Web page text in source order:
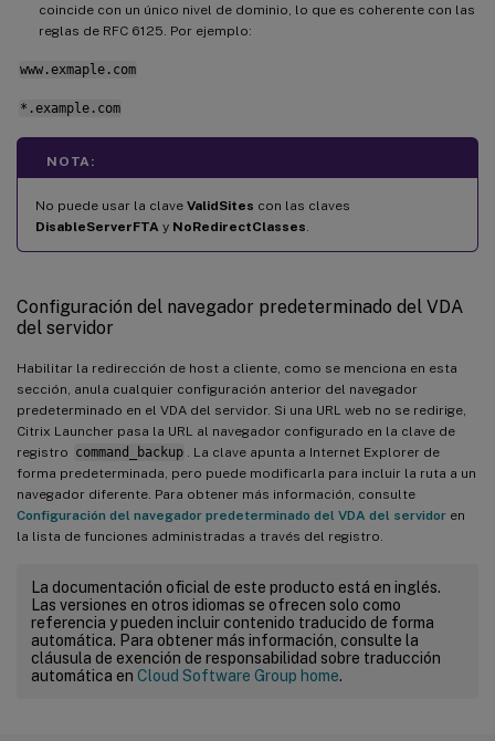
coincide con un único nivel de dominio, lo que es coherente con las
reglas de RFC 6125. Por ejemplo:
www.exmaple.com
*.example.com
NOTA:
No puede usar la clave ValidSites con las claves
DisableServerFTA y NoRedirectClasses
Configuración del navegador predeterminado del VDA
del servidor
Habilitar la redirección de host a cliente, como se menciona en esta
sección, anula cualquier configuración anterior del navegador
predeterminado en el VDA del servidor. Si una URL web no se redirige,
Citrix Launcher pasa la URL al navegador configurado en la clave de
registro command_backup
. La clave apunta a Internet Explorer de
forma predeterminada, pero puede modificarla para incluir la ruta a un
navegador diferente. Para obtener más información, consulte
Configuración del navegador predeterminado del VDA del servidor en
la lista de funciones administradas a través del registro.
La documentación oficial de este producto está en inglés.
Las versiones en otros idiomas se ofrecen solo como
referencia y pueden incluir contenido traducido de forma
automática. Para obtener más información, consulte la
cláusula de exención de responsabilidad sobre traducción
automática en Cloud Software Group home.